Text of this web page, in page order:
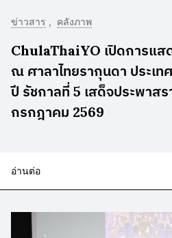
ข่าวสาร คลังภาพ
ChulaThaiYO เปิดการแ
ณ ศาลาไทยรากุนดา ประเท
ปี รัชกาลที่ 5 เสด็จประพาส
กรกฎาคม 2569
อ่านต่อ